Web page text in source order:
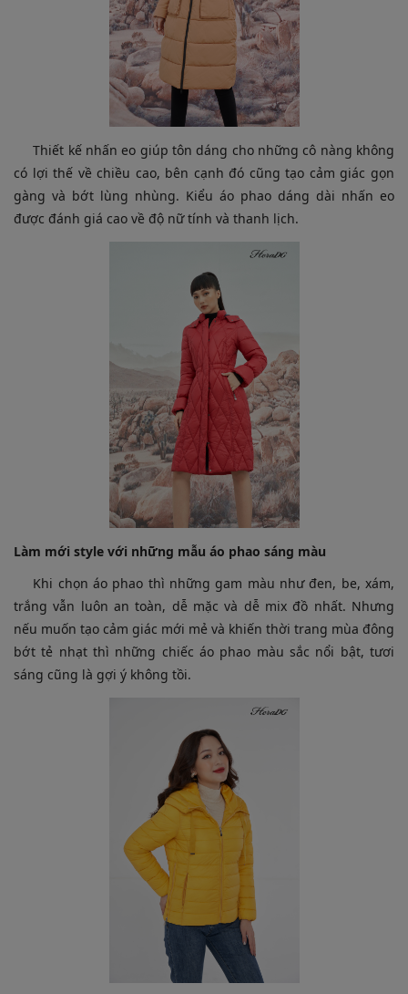
Thiết kế nhấn eo giúp tôn dáng cho những cô nàng không
có lợi thế về chiều cao, bên cạnh đó cũng tạo cảm giác gọn
gàng và bớt lùng nhùng. Kiểu áo phao dáng dài nhấn eo
được đánh giá cao về độ nữ tính và thanh lịch.
Làm mới style với những mẫu áo phao sáng màu
Khi chọn áo phao thì những gam màu như đen, be, xám,
trắng vẫn luôn an toàn, dễ mặc và dễ mix đồ nhất. Nhưng
nếu muốn tạo cảm giác mới mẻ và khiến thời trang mùa đông
bớt tẻ nhạt thì những chiếc áo phao màu sắc nổi bật, tươi
sáng cũng là gợi ý không tồi.